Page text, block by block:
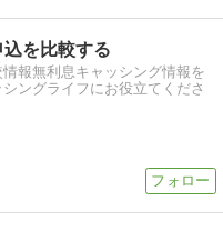
を比較する
報無利息キャッシング情報を
ングライフにお役立てくださ